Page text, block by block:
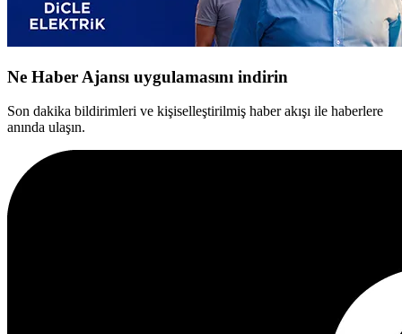
Ne Haber Ajansı uygulamasını indirin
Son dakika bildirimleri ve kişiselleştirilmiş haber akışı ile haberlere
anında ulaşın.